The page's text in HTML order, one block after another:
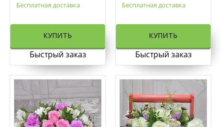
Бесплатная доставка
КУПИТЬ
Быстрый заказ
Бесплатная доставка
КУПИТЬ
Быстрый заказ